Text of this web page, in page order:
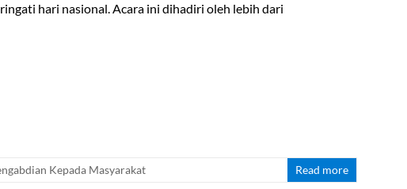
hari nasional. Acara ini dihadiri oleh lebih dari
Kepada Masyarakat Read more